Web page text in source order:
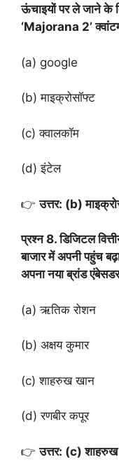
ऊंचाइयों पर ले जाने के
‘Majorana 2’
(a) google
(b) माइक्रोसॉफ्ट
(c) क्वालकॉम
(d) इंटेल
👉उत्तर: (b)
प्रश्न 8. डिजिटल
बाजार में अपनी पहुंच
अपना नया ब्रांड
(a) ऋतिक रोशन
(b) अक्षय कुमार
(c) शाहरुख खान
(d) रणबीर कपूर
👉उत्तर: (c)